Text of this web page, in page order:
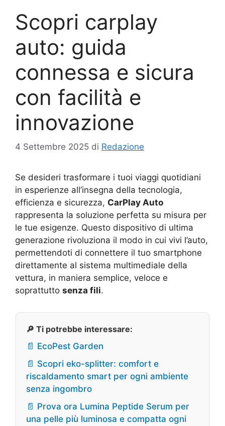
Scopri carplay
auto: guida
connessa e sicura
con facilità e
innovazione
4 Settembre 2025 di Redazione
Se desideri trasformare i tuoi viaggi quotidiani
in esperienze all’insegna della tecnologia,
efficienza e sicurezza, CarPlay Auto
rappresenta la soluzione perfetta su misura per
le tue esigenze. Questo dispositivo di ultima
generazione rivoluziona il modo in cui vivi l’auto,
permettendoti di connettere il tuo smartphone
direttamente al sistema multimediale della
vettura, in maniera semplice, veloce e
soprattutto senza fili.
🔎 Ti potrebbe interessare:
📄 EcoPest Garden
📄 Scopri eko-splitter: comfort e
riscaldamento smart per ogni ambiente
senza ingombro
📄 Prova ora Lumina Peptide Serum per
una pelle più luminosa e compatta ogni